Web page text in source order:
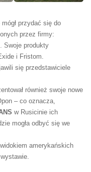
przydać się do
przez firmy:
Swoje produkty
i Fristom.
się przedstawiciele
również swoje nowe
– co oznacza,
w Rusicinie ich
mogła odbyć się we
amerykańskich